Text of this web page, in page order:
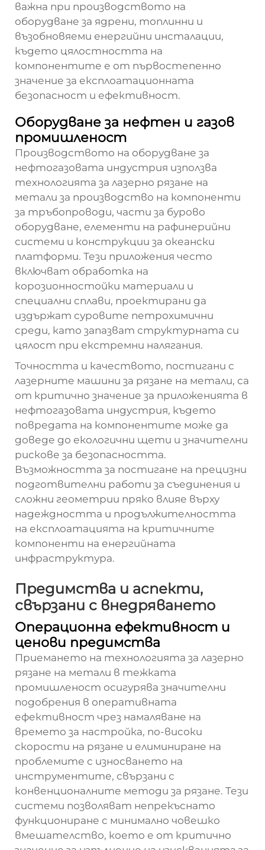
важна при производството на
оборудване за ядрени, топлинни и
възобновяеми енергийни инсталации,
където цялостността на
компонентите е от първостепенно
значение за експлоатационната
безопасност и ефективност.
Оборудване за нефтен и газов
промишленост
Производството на оборудване за
нефтогазовата индустрия използва
технологията за лазерно рязане на
метали за производство на компоненти
за тръбопроводи, части за бурово
оборудване, елементи на рафинерийни
системи и конструкции за океански
платформи. Тези приложения често
включват обработка на
корозионностойки материали и
специални сплави, проектирани да
издържат суровите петрохимични
среди, като запазват структурната си
цялост при екстремни налягания.
Точността и качеството, постигани с
лазерните машини за рязане на метали, са
от критично значение за приложенията в
нефтогазовата индустрия, където
повредата на компонентите може да
доведе до екологични щети и значителни
рискове за безопасността.
Възможността за постигане на прецизни
подготвителни работи за съединения и
сложни геометрии пряко влияе върху
надеждността и продължителността
на експлоатацията на критичните
компоненти на енергийната
инфраструктура.
Предимства и аспекти,
свързани с внедряването
Операционна ефективност и
ценови предимства
Приемането на технологията за лазерно
рязане на метали в тежката
промишленост осигурява значителни
подобрения в оперативната
ефективност чрез намаляване на
времето за настройка, по-високи
скорости на рязане и елиминиране на
проблемите с износването на
инструментите, свързани с
конвенционалните методи за рязане. Тези
системи позволяват непрекъснато
функциониране с минимално човешко
вмешателство, което е от критично